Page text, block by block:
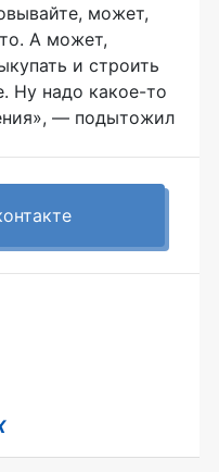
может,
. А может,
и строить
Ну надо какое-то
— подытожил